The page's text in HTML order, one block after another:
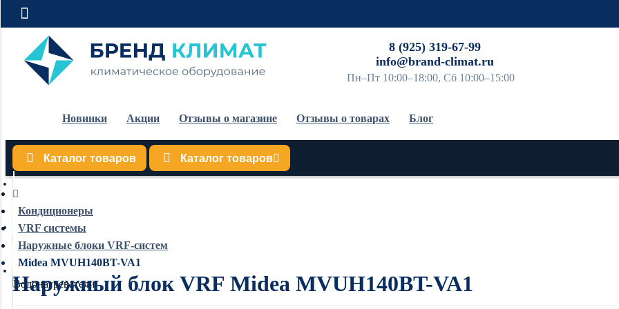
8 (925) 319-67-99
info@brand-climat.ru
Пн–Пт 10:00–18:00, Сб 10:00–15:00
Новинки Акции Отзывы о магазине Отзывы о товарах Блог
Каталог товаров Каталог товаров
Кондиционеры
Обогреватели
Водонагреватели
Кондиционеры
VRF системы
Наружные блоки VRF-систем
Midea MVUH140BT-VA1
Наружный блок VRF Midea MVUH140BT-VA1